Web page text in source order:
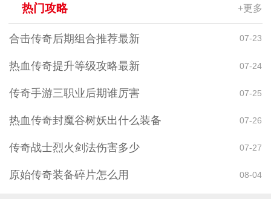
热门攻略 +更多
合击传奇后期组合推荐最新 07-23
热血传奇提升等级攻略最新 07-24
传奇手游三职业后期谁厉害 07-25
热血传奇封魔谷树妖出什么装备 07-26
传奇战士烈火剑法伤害多少 07-27
原始传奇装备碎片怎么用 08-04